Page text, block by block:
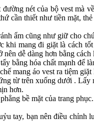
nét của bộ vest mà
cần thiết như tiền mặt,
ẩm cũng như giữ cho
mang đi giặt là cách
dễ dàng hơn bằng
bằng hóa chất mạnh để
mang áo vest ra tiệm giặt
từ trên xuống dưới .
hơn.
bề mặt của trang
tay, bạn nên điều